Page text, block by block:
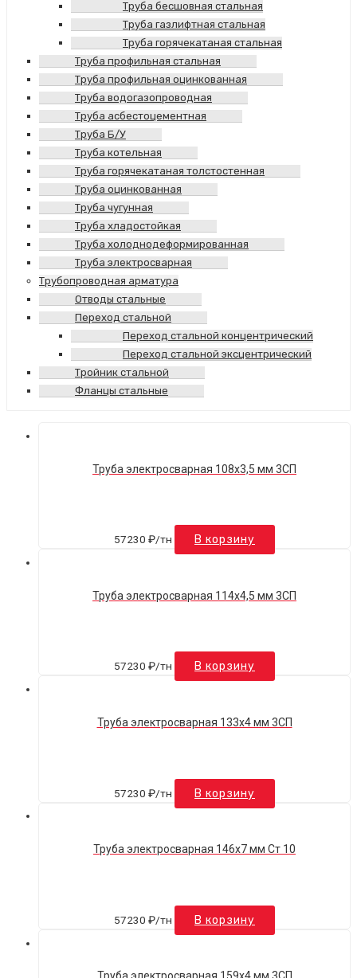
Труба бесшовная стальная
Труба газлифтная стальная
Труба горячекатаная стальная
Труба профильная стальная
Труба профильная оцинкованная
Труба водогазопроводная
Труба асбестоцементная
Труба Б/У
Труба котельная
Труба горячекатаная толстостенная
Труба оцинкованная
Труба чугунная
Труба хладостойкая
Труба холоднодеформированная
Труба электросварная
Трубопроводная арматура
Отводы стальные
Переход стальной
Переход стальной концентрический
Переход стальной эксцентрический
Тройник стальной
Фланцы стальные
Труба электросварная 108х3,5 мм 3СП
57230 ₽/тн В корзину
Труба электросварная 114х4,5 мм 3СП
57230 ₽/тн В корзину
Труба электросварная 133х4 мм 3СП
57230 ₽/тн В корзину
Труба электросварная 146х7 мм Ст 10
57230 ₽/тн В корзину